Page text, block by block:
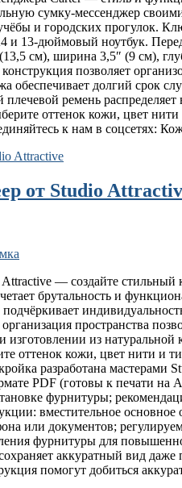
сумку‑мессенджер
и городских прогулок.
и 13‑дюймовый ноутбук.
см), ширина 3,5″ (9 см),
позволяет
обеспечивает долгий
ремень
оттенок кожи, цвет
к нам в соцсетях:
от Studio
— создайте стильный
брутальность и
пространства
изготовлении из
оттенок кожи, цвет нити и
разработана мастерами
PDF (готовы к печати
фурнитуры;
вместительное
или документов;
фурнитуры для
аккуратный вид
помогут добиться